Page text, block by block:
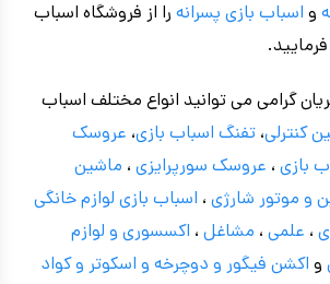
و اسباب بازی پسرانه را از فروشگاه اسباب
گرامی می توانید انواع مختلف اسباب
کنترلی، تفنگ اسباب بازی، عروسک
بازی ، عروسک سورپرایزی ، ماشین
و موتور شارژی ، اسباب بازی لوازم خانگی
، علمی ، مشاغل ، اکسسوری و لوازم
و اکشن فیگور و دوچرخه و اسکوتر و کواد